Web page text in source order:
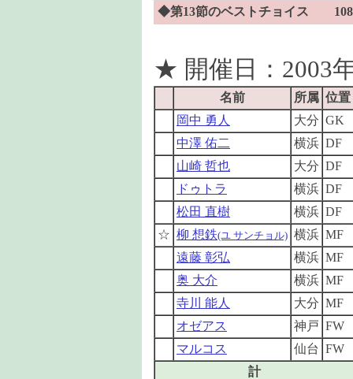
◆第13節のベストチョイス
★ 開催日：2003
名前 所属 位置
岡中 勇人
大分 GK
中澤 佑二
横浜 DF
山崎 哲也
大分 DF
ドゥトラ
横浜 DF
松田 直樹
横浜 DF
☆ 柳 想鉄(ユ サンチョル) 横浜 MF
遠藤 彰弘
横浜 MF
奥 大介
横浜 MF
寺川 能人
大分 MF
オゼアス
神戸 FW
マルコス
仙台 FW
計